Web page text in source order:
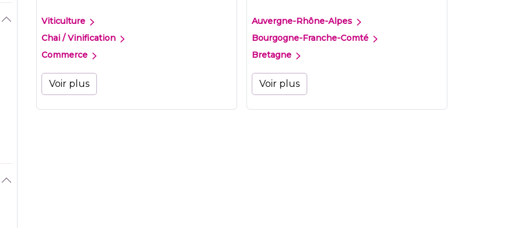
Viticulture
Chai / Vinification
Commerce
Voir plus
Auvergne-Rhône-Alpes
Bourgogne-Franche-Comté
Bretagne
Voir plus